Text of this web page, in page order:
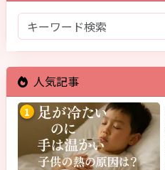
人気記事
1